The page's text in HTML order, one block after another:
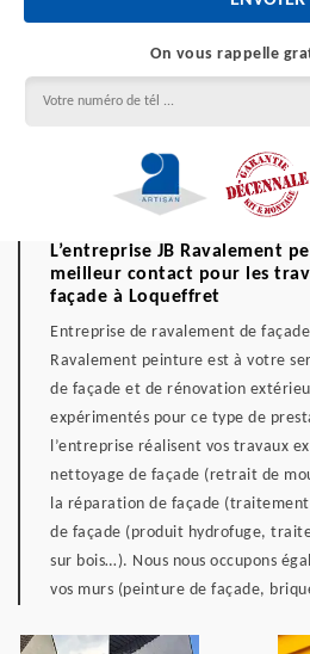
On vous rappelle
L’entreprise JB Ravalement
meilleur contact pour les
façade à Loqueffret
Entreprise de ravalement de
Ravalement peinture est à votre
de façade et de rénovation
expérimentés pour ce type de
l’entreprise réalisent vos travaux
nettoyage de façade (retrait de
la réparation de façade
de façade (produit hydrofuge,
sur bois…). Nous nous occupons
vos murs (peinture de façade,